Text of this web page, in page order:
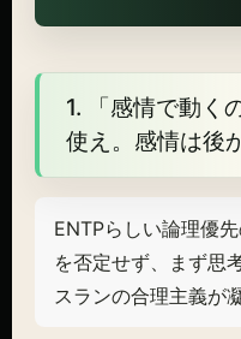
1. 「感情で動く
使え。感情は後
ENTPらしい論理優
を否定せず、まず思
スランの合理主義が